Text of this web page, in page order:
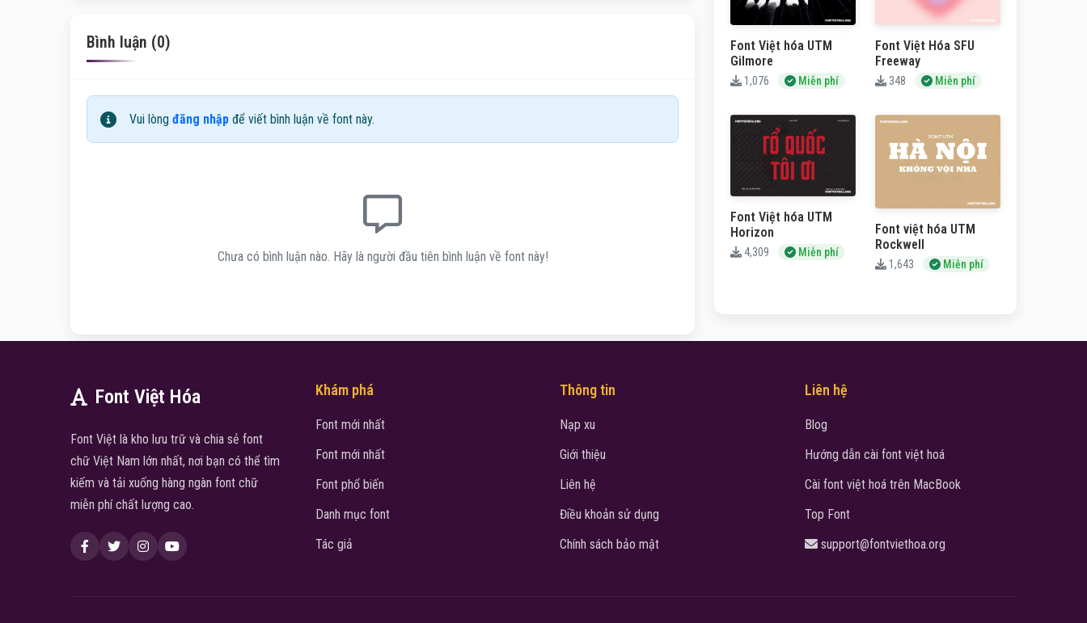
Bình luận (0)
Vui lòng đăng nhập để viết bình luận về font này.
Chưa có bình luận nào. Hãy là người đầu tiên bình luận về font này!
Font Việt hóa UTM
Gilmore
1,076 Miễn phí
Font Việt Hóa SFU
Freeway
348 Miễn phí
Font Việt hóa UTM
Horizon
4,309 Miễn phí
Font việt hóa UTM
Rockwell
1,643 Miễn phí
Font Việt Hóa
Font Việt là kho lưu trữ và chia sẻ font
chữ Việt Nam lớn nhất, nơi bạn có thể tìm
kiếm và tải xuống hàng ngàn font chữ
miễn phí chất lượng cao.
Khám phá
Font mới nhất
Font mới nhất
Font phổ biến
Danh mục font
Tác giả
Thông tin
Nạp xu
Giới thiệu
Liên hệ
Điều khoản sử dụng
Chính sách bảo mật
Liên hệ
Blog
Hướng dẫn cài font việt hoá
Cài font việt hoá trên MacBook
Top Font
support@fontviethoa.org